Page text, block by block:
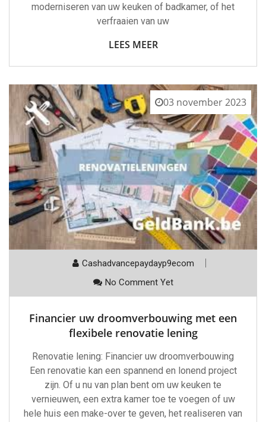
moderniseren van uw keuken of badkamer, of het
verfraaien van uw
LEES MEER
03 november 2023
Cashadvancepaydayp9ecom
No Comment Yet
Financier uw droomverbouwing met een
flexibele renovatie lening
Renovatie lening: Financier uw droomverbouwing
Een renovatie kan een spannend en lonend project
zijn. Of u nu van plan bent om uw keuken te
vernieuwen, een extra kamer toe te voegen of uw
hele huis een make-over te geven, het realiseren van